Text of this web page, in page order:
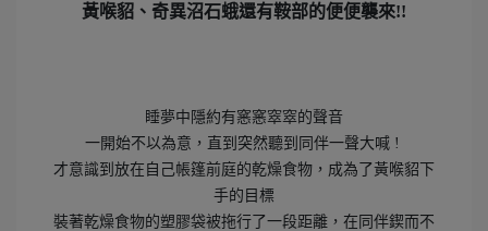
黃喉貂、奇異沼石蛾還有鞍部的便便襲來!!
睡夢中隱約有窸窸窣窣的聲音
一開始不以為意，直到突然聽到同伴一聲大喊 !
才意識到放在自己帳篷前庭的乾燥食物，成為了黃喉貂下
手的目標
裝著乾燥食物的塑膠袋被拖行了一段距離，在同伴鍥而不